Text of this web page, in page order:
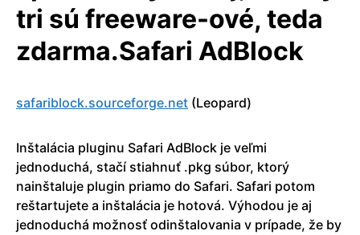
tri sú freeware-ové, teda
zdarma.Safari AdBlock
safariblock.sou­rceforge.net (Leopard)
Inštalácia pluginu Safari AdBlock je veľmi
jednoduchá, stačí stiahnuť .pkg súbor, ktorý
nainštaluje plugin priamo do Safari. Safari potom
reštartujete a inštalácia je hotová. Výhodou je aj
jednoduchá možnosť odinštalovania v prípade, že by